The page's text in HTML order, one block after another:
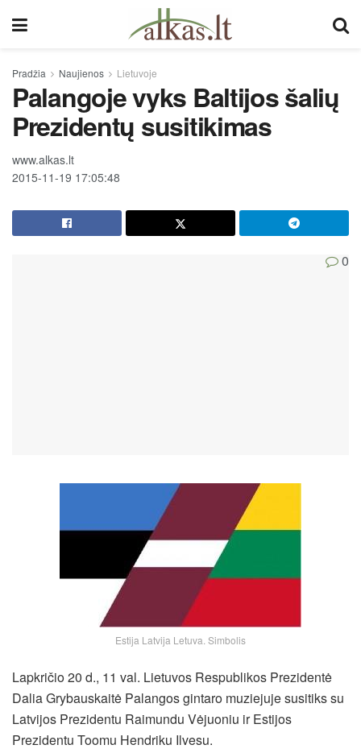
Pradžia Naujienos Lietuvoje
Palangoje vyks Baltijos šalių
Prezidentų susitikimas
www.alkas.lt
2015-11-19 17:05:48
0
Estija Latvija Letuva. Simbolis
Lapkričio 20 d., 11 val. Lietuvos Respublikos Prezidentė
Dalia Grybauskaitė Palangos gintaro muziejuje susitiks su
Latvijos Prezidentu Raimundu Vėjuoniu ir Estijos
Prezidentu Toomu Hendriku Ilvesu.